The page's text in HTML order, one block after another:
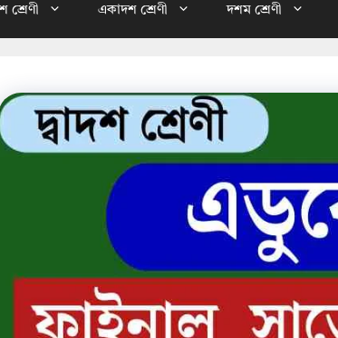
শ্রেণী একাদশ শ্রেণী দশম শ্রেণী